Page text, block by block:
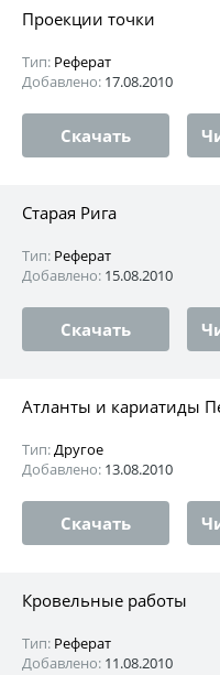
Проекции точки
Тип: Реферат
Добавлено: 17.08.2010
Скачать
Старая Рига
Тип: Реферат
Добавлено: 15.08.2010
Скачать
Атланты и кариатиды
Тип:Другое
Добавлено: 13.08.2010
Скачать
Кровельные работы
Тип: Реферат
Добавлено: 11.08.2010